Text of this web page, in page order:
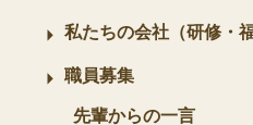
私たちの会社（研修・
職員募集
先輩からの一言